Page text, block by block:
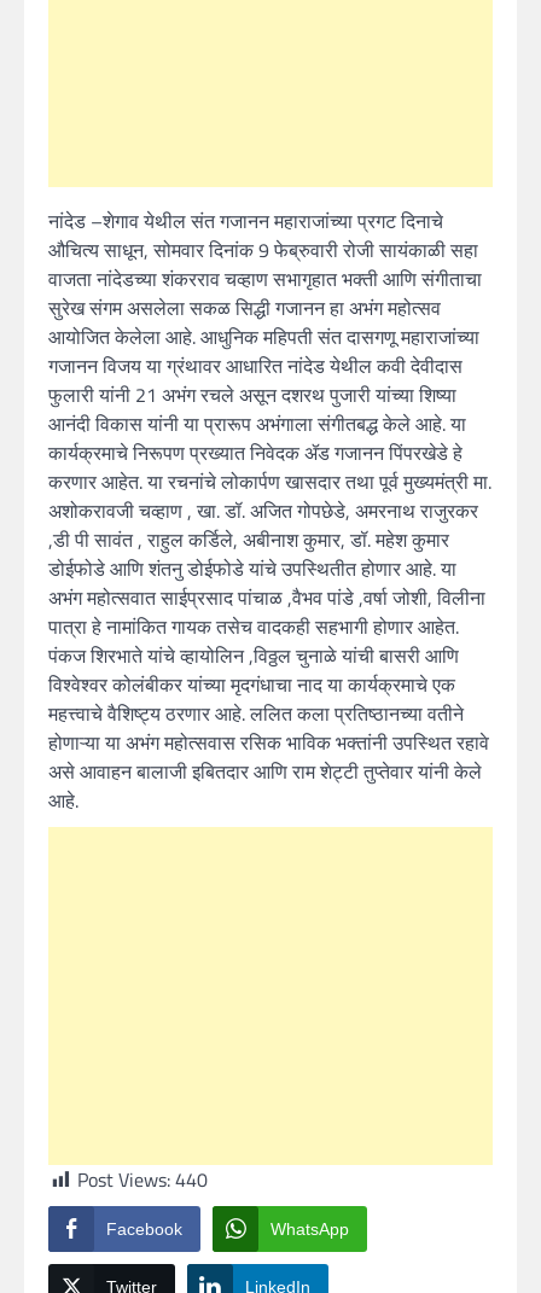
नांदेड –शेगाव येथील संत गजानन महाराजांच्या प्रगट दिनाचे
औचित्य साधून, सोमवार दिनांक 9 फेब्रुवारी रोजी सायंकाळी सहा
वाजता नांदेडच्या शंकरराव चव्हाण सभागृहात भक्ती आणि संगीताचा
सुरेख संगम असलेला सकळ सिद्धी गजानन हा अभंग महोत्सव
आयोजित केलेला आहे. आधुनिक महिपती संत दासगणू महाराजांच्या
गजानन विजय या ग्रंथावर आधारित नांदेड येथील कवी देवीदास
फुलारी यांनी 21 अभंग रचले असून दशरथ पुजारी यांच्या शिष्या
आनंदी विकास यांनी या प्रारूप अभंगाला संगीतबद्ध केले आहे. या
कार्यक्रमाचे निरूपण प्रख्यात निवेदक ॲड गजानन पिंपरखेडे हे
करणार आहेत. या रचनांचे लोकार्पण खासदार तथा पूर्व मुख्यमंत्री मा.
अशोकरावजी चव्हाण , खा. डॉ. अजित गोपछेडे, अमरनाथ राजुरकर
,डी पी सावंत , राहुल कर्डिले, अबीनाश कुमार, डॉ. महेश कुमार
डोईफोडे आणि शंतनु डोईफोडे यांचे उपस्थितीत होणार आहे. या
अभंग महोत्सवात साईप्रसाद पांचाळ ,वैभव पांडे ,वर्षा जोशी, विलीना
पात्रा हे नामांकित गायक तसेच वादकही सहभागी होणार आहेत.
पंकज शिरभाते यांचे व्हायोलिन ,विठ्ठल चुनाळे यांची बासरी आणि
विश्वेश्वर कोलंबीकर यांच्या मृदगंधाचा नाद या कार्यक्रमाचे एक
महत्त्वाचे वैशिष्ट्य ठरणार आहे. ललित कला प्रतिष्ठानच्या वतीने
होणाऱ्या या अभंग महोत्सवास रसिक भाविक भक्तांनी उपस्थित रहावे
असे आवाहन बालाजी इबितदार आणि राम शेट्टी तुप्तेवार यांनी केले
आहे.
Post Views:440
Facebook WhatsApp
Twitter LinkedIn